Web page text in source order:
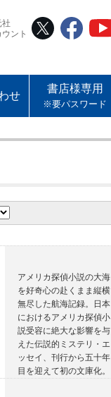
社
ント
せ
書店様専用
※要パスワード
アメリカ探偵小説の大海
を好奇心の赴くまま縦横
無尽した航海記録。日本
におけるアメリカ探偵小
説受容に絶大な影響を与
えた伝説的ミステリ・エ
ッセイ、刊行から五十年
目を迎えて初の文庫化。